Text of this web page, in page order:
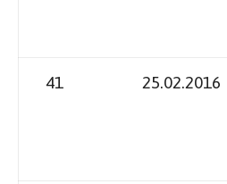
41 25.02.2016